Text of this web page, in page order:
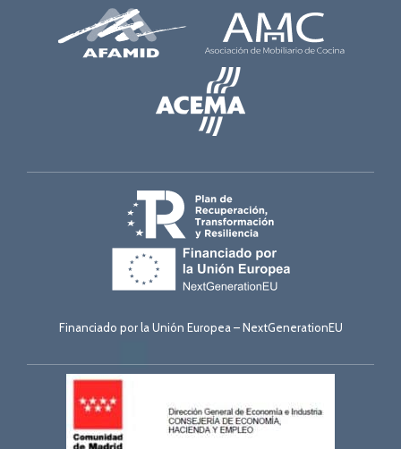
Financiado por la Unión Europea – NextGenerationEU